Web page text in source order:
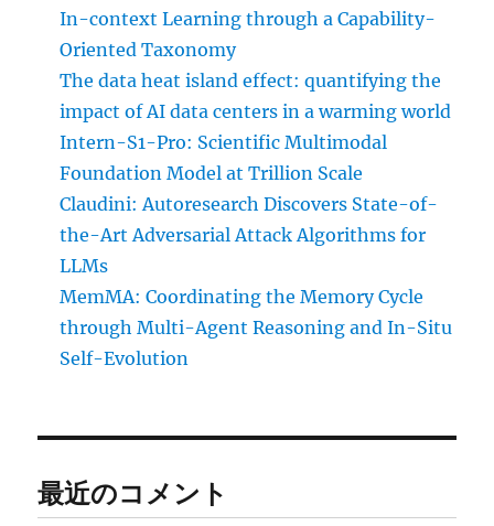
In-context Learning through a Capability-
Oriented Taxonomy
The data heat island effect: quantifying the
impact of AI data centers in a warming world
Intern-S1-Pro: Scientific Multimodal
Foundation Model at Trillion Scale
Claudini: Autoresearch Discovers State-of-
the-Art Adversarial Attack Algorithms for
LLMs
MemMA: Coordinating the Memory Cycle
through Multi-Agent Reasoning and In-Situ
Self-Evolution
最近のコメント